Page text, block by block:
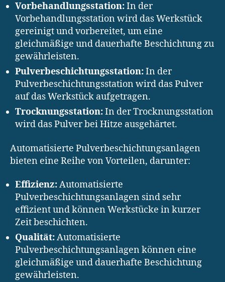
Vorbehandlungsstation:In der
Vorbehandlungsstation wird das Werkstück
gereinigt und vorbereitet, um eine
gleichmäßige und dauerhafte Beschichtung zu
gewährleisten.
Pulverbeschichtungsstation:In der
Pulverbeschichtungsstation wird das Pulver
auf das Werkstück aufgetragen.
Trocknungsstation:In der Trocknungsstation
wird das Pulver bei Hitze ausgehärtet.
Automatisierte Pulverbeschichtungsanlagen
bieten eine Reihe von Vorteilen, darunter:
Effizienz:Automatisierte
Pulverbeschichtungsanlagen sind sehr
effizient und können Werkstücke in kurzer
Zeit beschichten.
Qualität:Automatisierte
Pulverbeschichtungsanlagen können eine
gleichmäßige und dauerhafte Beschichtung
gewährleisten.